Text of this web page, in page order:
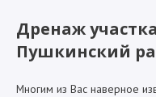
Дренаж
Пушкинский
Многим из Вас наверное